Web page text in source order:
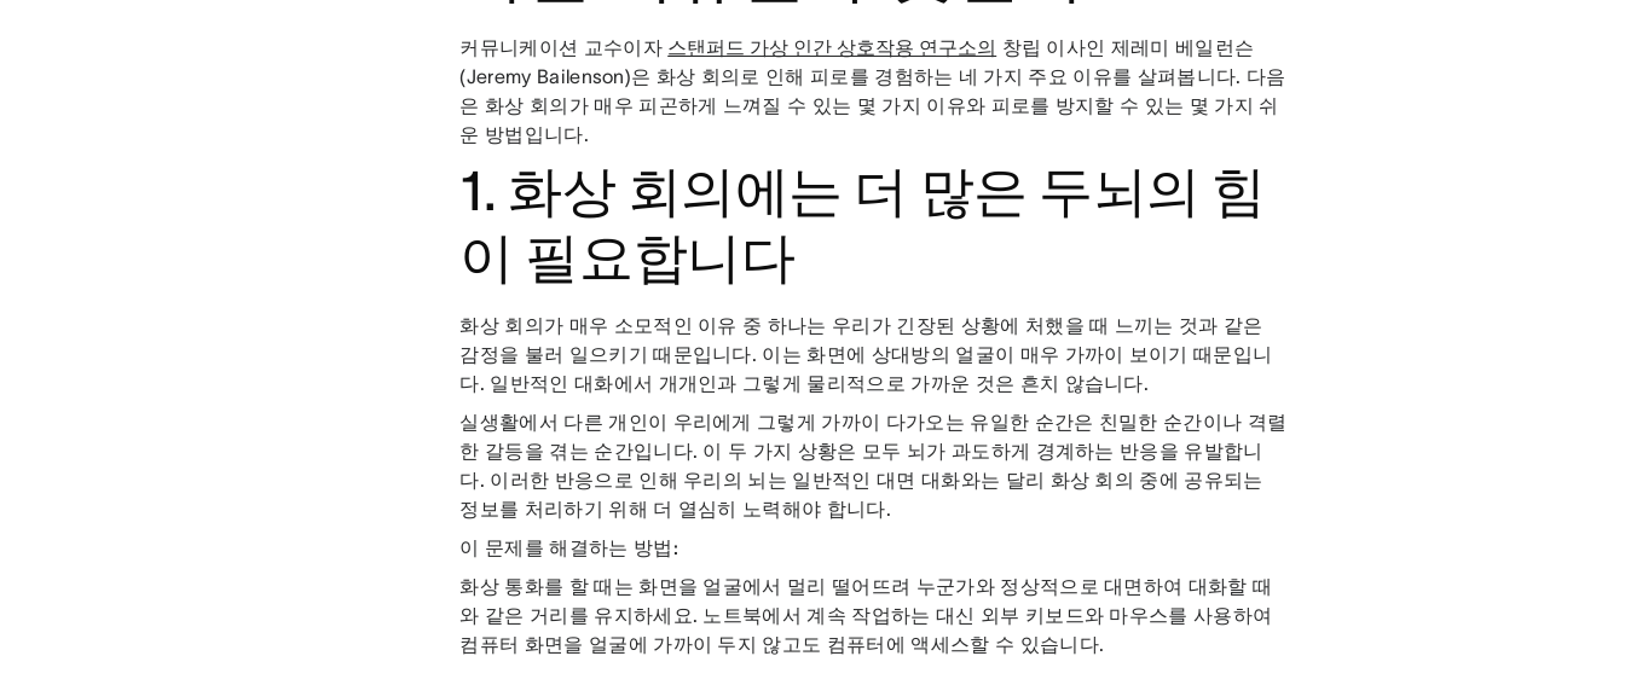
커뮤니케이션 교수이자 스탠퍼드 가상 인간 상호작용 연구소의 창립 이사인 제레미 베일런슨
(Jeremy Bailenson)은 화상 회의로 인해 피로를 경험하는 네 가지 주요 이유를 살펴봅니다. 다음
은 화상 회의가 매우 피곤하게 느껴질 수 있는 몇 가지 이유와 피로를 방지할 수 있는 몇 가지 쉬
운 방법입니다.
1. 화상 회의에는 더 많은 두뇌의 힘
이 필요합니다
화상 회의가 매우 소모적인 이유 중 하나는 우리가 긴장된 상황에 처했을 때 느끼는 것과 같은
감정을 불러 일으키기 때문입니다. 이는 화면에 상대방의 얼굴이 매우 가까이 보이기 때문입니
다. 일반적인 대화에서 개개인과 그렇게 물리적으로 가까운 것은 흔치 않습니다.
실생활에서 다른 개인이 우리에게 그렇게 가까이 다가오는 유일한 순간은 친밀한 순간이나 격렬
한 갈등을 겪는 순간입니다. 이 두 가지 상황은 모두 뇌가 과도하게 경계하는 반응을 유발합니
다. 이러한 반응으로 인해 우리의 뇌는 일반적인 대면 대화와는 달리 화상 회의 중에 공유되는
정보를 처리하기 위해 더 열심히 노력해야 합니다.
이 문제를 해결하는 방법:
화상 통화를 할 때는 화면을 얼굴에서 멀리 떨어뜨려 누군가와 정상적으로 대면하여 대화할 때
와 같은 거리를 유지하세요. 노트북에서 계속 작업하는 대신 외부 키보드와 마우스를 사용하여
컴퓨터 화면을 얼굴에 가까이 두지 않고도 컴퓨터에 액세스할 수 있습니다.